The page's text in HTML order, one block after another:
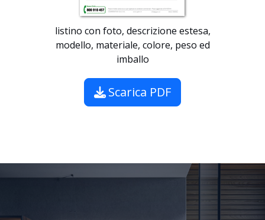
listino con foto, descrizione estesa,
modello, materiale, colore, peso ed
imballo
Scarica PDF